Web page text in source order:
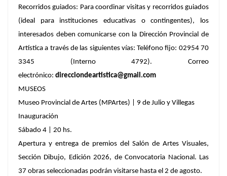
Recorridos guiados: Para coordinar visitas y recorridos guiados
(ideal para instituciones educativas o contingentes), los
interesados deben comunicarse con la Dirección Provincial de
Artística a través de las siguientes vías: Teléfono fijo: 02954 70
3345 (Interno 4792). Correo
electrónico: direcciondeartistica@gmail.com
MUSEOS
Museo Provincial de Artes (MPArtes) | 9 de Julio y Villegas
Inauguración
Sábado 4 | 20 hs.
Apertura y entrega de premios del Salón de Artes Visuales,
Sección Dibujo, Edición 2026, de Convocatoria Nacional. Las
37 obras seleccionadas podrán visitarse hasta el 2 de agosto.